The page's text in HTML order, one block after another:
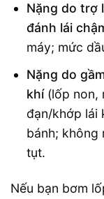
Nặng do trợ
đánh lái
máy; mức
Nặng do
khí(lốp non,
đạn/khớp lái
bánh; không
tụt.
Nếu bạn bơm